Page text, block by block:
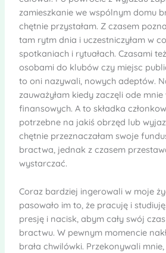
zamieszkanie we wspólnym domu
chętnie przystałam. Z czasem
tam rytm dnia i uczestniczyłam w
spotkaniach i rytuałach. Czasami
osobami do klubów czy miejsc
to oni nazywali, nowych adeptów.
zauważyłam kiedy zaczęli ode
finansowych. A to składka
potrzebne na jakiś obrzęd lub
chętnie przeznaczałam swoje
bractwa, jednak z czasem
wystarczać.
Coraz bardziej ingerowali w moje
pasowało im to, że pracuję i
presję i nacisk, abym cały swój
bractwu. W pewnym momencie
brała chwilówki. Przekonywali